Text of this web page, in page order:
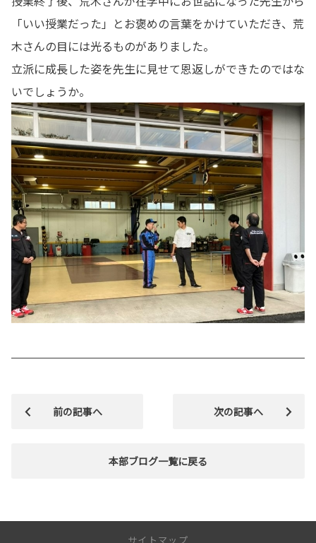
「いい授業だった」とお褒めの言葉をかけていただき、荒
木さんの目には光るものがありました。
立派に成長した姿を先生に見せて恩返しができたのではな
いでしょうか。
前の記事へ
本部ブログ一覧に戻る
次の記事へ
サイトマップ